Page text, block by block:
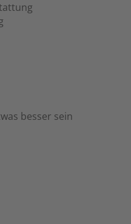
besser sein